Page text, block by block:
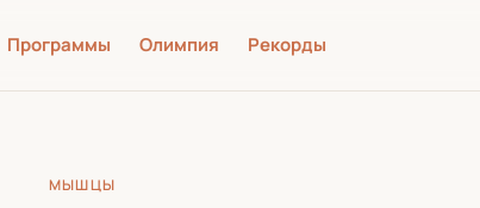
Программы Олимпия Рекорды
МЫШЦЫ